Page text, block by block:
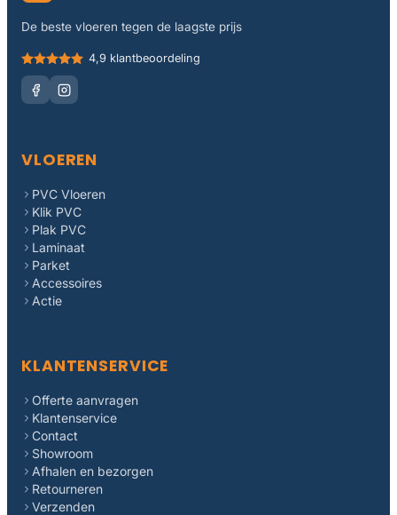
De beste vloeren tegen de laagste prijs
4,9 klantbeoordeling
VLOEREN
PVC Vloeren
Klik PVC
Plak PVC
Laminaat
Parket
Accessoires
Actie
KLANTENSERVICE
Offerte aanvragen
Klantenservice
Contact
Showroom
Afhalen en bezorgen
Retourneren
Verzenden